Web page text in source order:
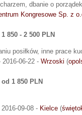
dbanie o
Kongresowe Sp. z
1 850 - 2 500 PLN
posiłków, inne prace
06-22 - Wrzoski (
od 1 850 PLN
2016-09-08 - Kielce (